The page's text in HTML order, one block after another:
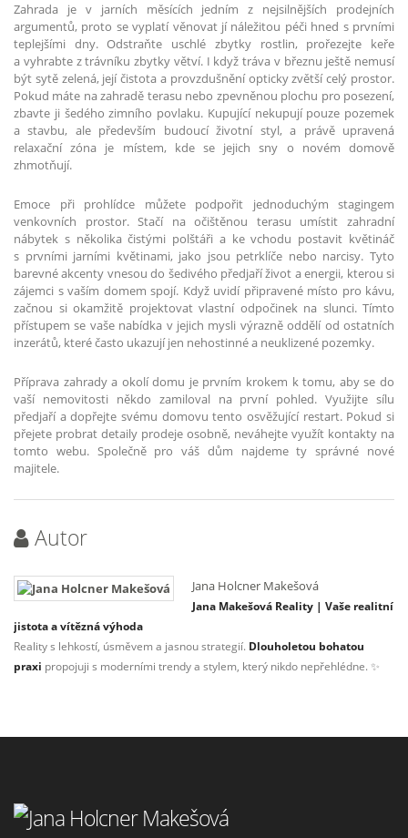
Zahrada je v jarních měsících jedním z nejsilnějších prodejních
argumentů, proto se vyplatí věnovat jí náležitou péči hned s prvními
teplejšími dny. Odstraňte uschlé zbytky rostlin, prořezejte keře
a vyhrabte z trávníku zbytky větví. I když tráva v březnu ještě nemusí
být sytě zelená, její čistota a provzdušnění opticky zvětší celý prostor.
Pokud máte na zahradě terasu nebo zpevněnou plochu pro posezení,
zbavte ji šedého zimního povlaku. Kupující nekupují pouze pozemek
a stavbu, ale především budoucí životní styl, a právě upravená
relaxační zóna je místem, kde se jejich sny o novém domově
zhmotňují.
Emoce při prohlídce můžete podpořit jednoduchým stagingem
venkovních prostor. Stačí na očištěnou terasu umístit zahradní
nábytek s několika čistými polštáři a ke vchodu postavit květináč
s prvními jarními květinami, jako jsou petrklíče nebo narcisy. Tyto
barevné akcenty vnesou do šedivého předjaří život a energii, kterou si
zájemci s vaším domem spojí. Když uvidí připravené místo pro kávu,
začnou si okamžitě projektovat vlastní odpočinek na slunci. Tímto
přístupem se vaše nabídka v jejich mysli výrazně oddělí od ostatních
inzerátů, které často ukazují jen nehostinné a neuklizené pozemky.
Příprava zahrady a okolí domu je prvním krokem k tomu, aby se do
vaší nemovitosti někdo zamiloval na první pohled. Využijte sílu
předjaří a dopřejte svému domovu tento osvěžující restart. Pokud si
přejete probrat detaily prodeje osobně, neváhejte využít kontakty na
tomto webu. Společně pro váš dům najdeme ty správné nové
majitele.
Autor
Jana Holcner Makešová
Jana Makešová Reality | Vaše realitní
jistota a vítězná výhoda
Reality s lehkostí, úsměvem a jasnou strategií. Dlouholetou bohatou
praxi propojuji s moderními trendy a stylem, který nikdo nepřehlédne. ✨